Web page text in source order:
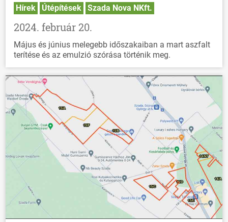
Hírek Útépítések Szada Nova NKft.
2024. február 20.
Május és június melegebb időszakaiban a mart aszfalt
terítése és az emulzió szórása történik meg.